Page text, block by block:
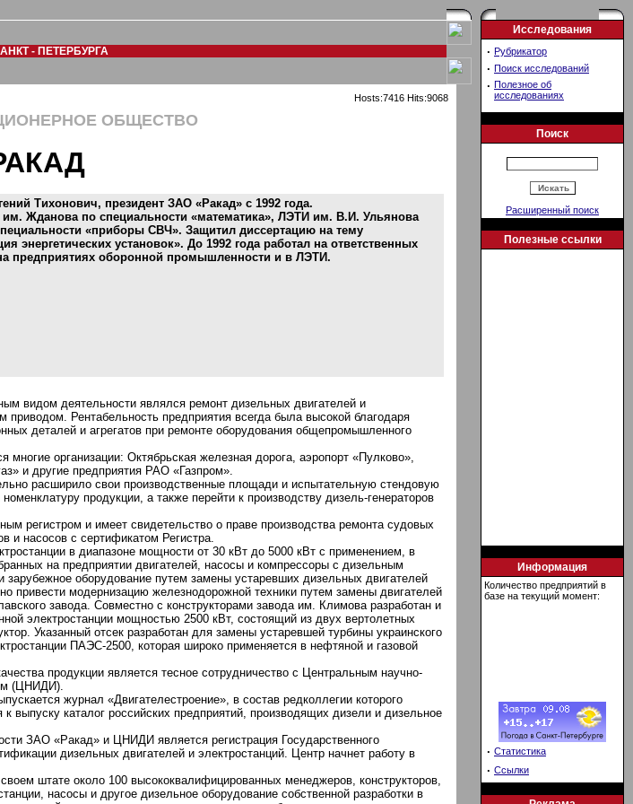
- ПЕТЕРБУРГА
Hosts:7416 Hits:9068
ОБЩЕСТВО
Тихонович, президент ЗАО «Ракад» с 1992 года.
Жданова по специальности «математика», ЛЭТИ им. В.И. Ульянова
«приборы СВЧ». Защитил диссертацию на тему
энергетических установок». До 1992 года работал на ответственных
предприятиях оборонной промышленности и в ЛЭТИ.
видом деятельности являлся ремонт дизельных двигателей и
приводом. Рентабельность предприятия всегда была высокой благодаря
деталей и агрегатов при ремонте оборудования общепромышленного
многие организации: Октябрьская железная дорога, аэропорт «Пулково»,
и другие предприятия РАО «Газпром».
расширило свои производственные площади и испытательную стендовую
продукции, а также перейти к производству дизель-генераторов
регистром и имеет свидетельство о праве производства ремонта судовых
и насосов с сертификатом Регистра.
в диапазоне мощности от 30 кВт до 5000 кВт с применением, в
на предприятии двигателей, насосы и компрессоры с дизельным
зарубежное оборудование путем замены устаревших дизельных двигателей
привести модернизацию железнодорожной техники путем замены двигателей
завода. Совместно с конструкторами завода им. Климова разработан и
электростанции мощностью 2500 кВт, состоящий из двух вертолетных
Указанный отсек разработан для замены устаревшей турбины украинского
ПАЭС-2500, которая широко применяется в нефтяной и газовой
продукции является тесное сотрудничество с Центральным научно-
(ЦНИДИ).
журнал «Двигателестроение», в состав редколлегии которого
выпуску каталог российских предприятий, производящих дизели и дизельное
ЗАО «Ракад» и ЦНИДИ является регистрация Государственного
дизельных двигателей и электростанций. Центр начнет работу в
штате около 100 высококвалифицированных менеджеров, конструкторов,
насосы и другое дизельное оборудование собственной разработки в
Исследования
· Рубрикатор
· Поиск исследований
· Полезное об
исследованиях
Поиск
Расширенный поиск
Полезные ссылки
Информация
Количество предприятий в
базе на текущий момент:
· Статистика
· Ссылки